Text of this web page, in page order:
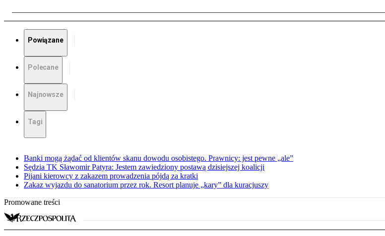
Powiązane
Polecane
Najnowsze
Tagi
Banki mogą żądać od klientów skanu dowodu osobistego. Prawnicy: jest pewne „ale”
Sędzia TK Sławomir Patyra: Jestem zawiedziony postawą dzisiejszej koalicji
Pijani kierowcy z zakazem prowadzenia pójdą za kratki
Zakaz wyjazdu do sanatorium przez rok. Resort planuje „kary” dla kuracjuszy
Promowane treści